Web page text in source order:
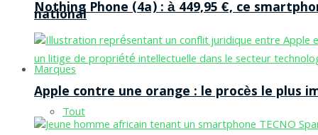
national
Marques
Tout
Nothing Phone (4a) : à 449,95 €, ce
Apple contre une orange : le procès le plus